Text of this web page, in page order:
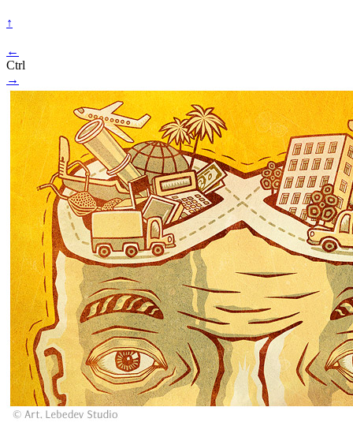
↑
←
Ctrl
→